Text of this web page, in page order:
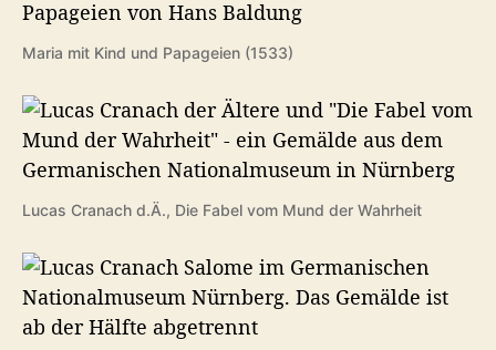
Maria mit Kind und Papageien (1533)
Lucas Cranach d.Ä., Die Fabel vom Mund der Wahrheit